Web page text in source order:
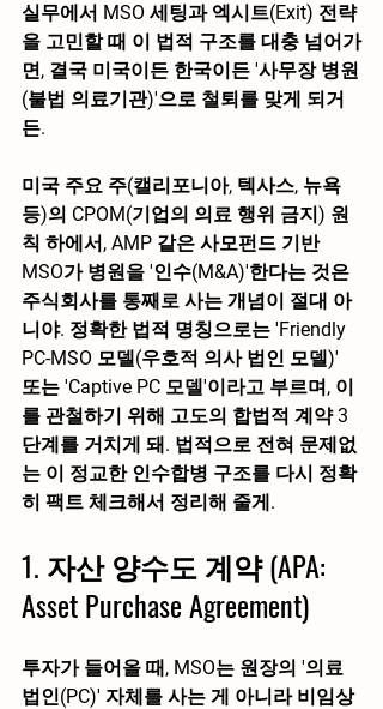
실무에서 MSO 세팅과 엑시트(Exit) 전략
을 고민할 때 이 법적 구조를 대충 넘어가
면, 결국 미국이든 한국이든 '사무장 병원
(불법 의료기관)'으로 철퇴를 맞게 되거
든.
미국 주요 주(캘리포니아, 텍사스, 뉴욕
등)의 CPOM(기업의 의료 행위 금지) 원
칙 하에서, AMP 같은 사모펀드 기반
MSO가 병원을 '인수(M&A)'한다는 것은
주식회사를 통째로 사는 개념이 절대 아
니야. 정확한 법적 명칭으로는 'Friendly
PC-MSO 모델(우호적 의사 법인 모델)'
또는 'Captive PC 모델'이라고 부르며, 이
를 관철하기 위해 고도의 합법적 계약 3
단계를 거치게 돼. 법적으로 전혀 문제없
는 이 정교한 인수합병 구조를 다시 정확
히 팩트 체크해서 정리해 줄게.
1. 자산 양수도 계약 (APA:
Asset Purchase Agreement)
투자가 들어올 때, MSO는 원장의 '의료
법인(PC)' 자체를 사는 게 아니라 비임상